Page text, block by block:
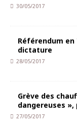
30/05/2017
Référendum
dictature
28/05/2017
Grève des
dangereuses
27/05/2017